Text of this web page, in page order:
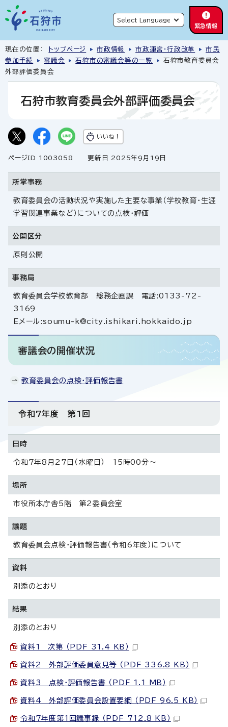
緊急情報
現在の位置： トップページ 市政情報 市政運営・行政改革
市民
参加手続
審議会 石狩市の審議会等の一覧
石狩市教育委員会
外部評価委員会
石狩市教育委員会外部評価委員会
いいね！
ページID 1003058 更新日 2025年9月19日
所掌事務
教育委員会の活動状況や実施した主要な事業（学校教育・生涯
学習関連事業など）についての点検・評価
公開区分
原則公開
事務局
教育委員会学校教育部 総務企画課 電話:0133-72-
3169
Eメール:soumu-k@city.ishikari.hokkaido.jp
審議会の開催状況
教育委員会の点検・評価報告書
令和7年度 第1回
日時
令和7年8月27日（水曜日） 15時00分～
場所
市役所本庁舎5階 第2委員会室
議題
教育委員会点検・評価報告書（令和6年度）について
資料
別添のとおり
結果
別添のとおり
資料1 次第 （PDF 31.4 KB）
資料2 外部評価委員意見等 （PDF 336.8 KB）
資料3 点検・評価報告書 （PDF 1.1 MB）
資料4 外部評価委員会設置要綱 （PDF 96.5 KB）
令和7年度第1回議事録 （PDF 712.8 KB）